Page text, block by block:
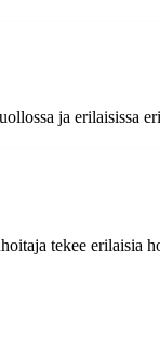
ja erilaisissa
tekee erilaisia